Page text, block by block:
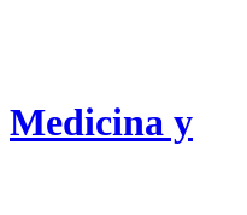
Medicina y